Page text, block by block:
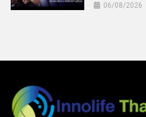
06/08/2026